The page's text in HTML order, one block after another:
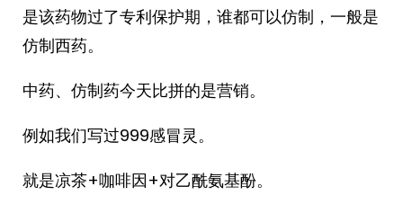
是该药物过了专利保护期，谁都可以仿制，一般是
仿制西药。
中药、仿制药今天比拼的是营销。
例如我们写过999感冒灵。
就是凉茶+咖啡因+对乙酰氨基酚。